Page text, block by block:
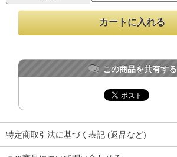
この商品を共有する
特定商取引法に基づく表記 (返品など)